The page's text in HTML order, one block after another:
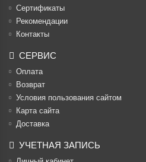
Cертификаты
Рекомендации
Контакты
СЕРВИС
Оплата
Возврат
Условия пользования сайтом
Карта сайта
Доставка
УЧЕТНАЯ ЗАПИСЬ